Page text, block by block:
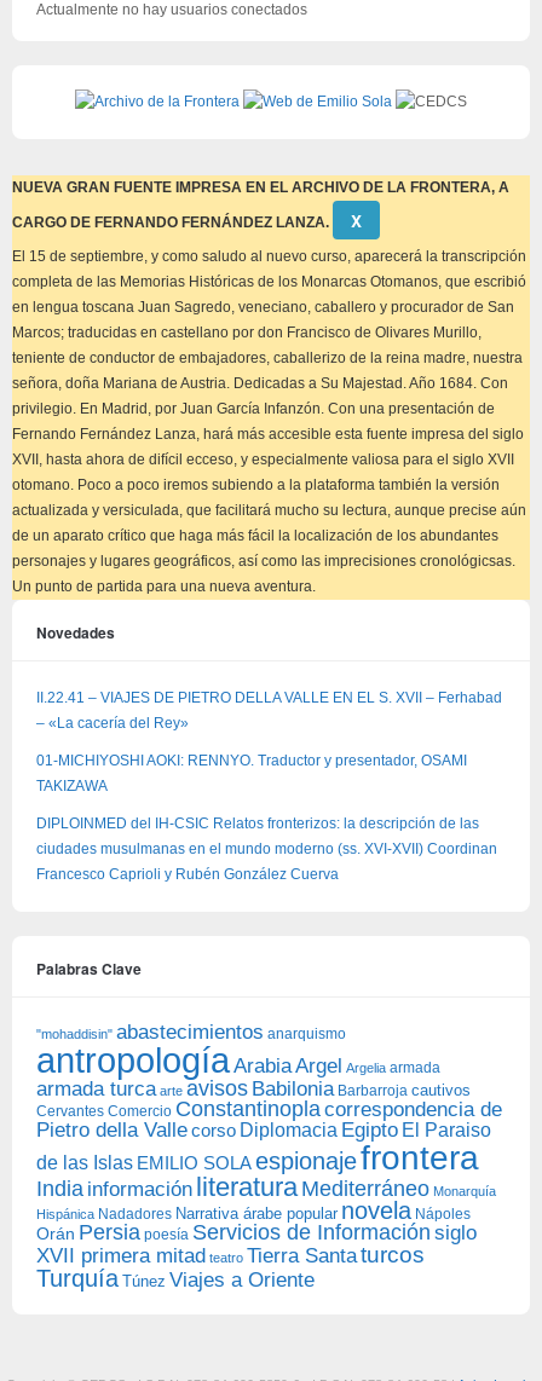
Actualmente no hay usuarios conectados
NUEVA GRAN FUENTE IMPRESA EN EL ARCHIVO DE LA FRONTERA, A
CARGO DE FERNANDO FERNÁNDEZ LANZA. Descartar
este
aviso
Χ
El 15 de septiembre, y como saludo al nuevo curso, aparecerá la transcripción
completa de las Memorias Históricas de los Monarcas Otomanos, que escribió
en lengua toscana Juan Sagredo, veneciano, caballero y procurador de San
Marcos; traducidas en castellano por don Francisco de Olivares Murillo,
teniente de conductor de embajadores, caballerizo de la reina madre, nuestra
señora, doña Mariana de Austria. Dedicadas a Su Majestad. Año 1684. Con
privilegio. En Madrid, por Juan García Infanzón. Con una presentación de
Fernando Fernández Lanza, hará más accesible esta fuente impresa del siglo
XVII, hasta ahora de difícil ecceso, y especialmente valiosa para el siglo XVII
otomano. Poco a poco iremos subiendo a la plataforma también la versión
actualizada y versiculada, que facilitará mucho su lectura, aunque precise aún
de un aparato crítico que haga más fácil la localización de los abundantes
personajes y lugares geográficos, así como las imprecisiones cronológicsas.
Un punto de partida para una nueva aventura.
Novedades
II.22.41 – VIAJES DE PIETRO DELLA VALLE EN EL S. XVII – Ferhabad
– «La cacería del Rey»
01-MICHIYOSHI AOKI: RENNYO. Traductor y presentador, OSAMI
TAKIZAWA
DIPLOINMED del IH-CSIC Relatos fronterizos: la descripción de las
ciudades musulmanas en el mundo moderno (ss. XVI-XVII) Coordinan
Francesco Caprioli y Rubén González Cuerva
Palabras Clave
"mohaddisin" abastecimientos anarquismo
antropologíaArabiaArgel Argelia armada
armada turca arte avisos Babilonia Barbarroja cautivos
Cervantes Comercio Constantinoplacorrespondencia de
Pietro della Vallecorso Diplomacia Egipto El Paraiso
de las Islas EMILIO SOLAespionajefrontera
India información literatura Mediterráneo Monarquía
Hispánica Nadadores Narrativa árabe popular novela Nápoles
Orán Persia poesía Servicios de Información siglo
XVII primera mitad teatro Tierra Santaturcos
Turquía Túnez Viajes a Oriente